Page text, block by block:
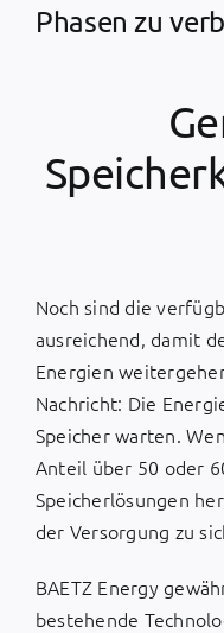
Phasen zu
Noch sind die
ausreichend, damit
Energien
Nachricht: Die
Speicher warten.
Anteil über 50 oder
Speicherlösungen
der Versorgung zu
BAETZ Energy
bestehende